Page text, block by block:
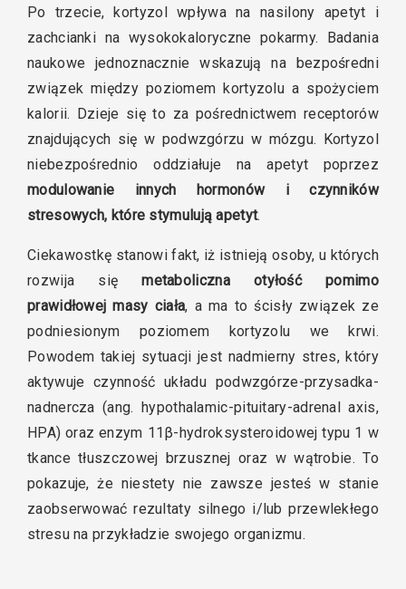
Po trzecie, kortyzol wpływa na nasilony apetyt i
zachcianki na wysokokaloryczne pokarmy. Badania
naukowe jednoznacznie wskazują na bezpośredni
związek między poziomem kortyzolu a spożyciem
kalorii. Dzieje się to za pośrednictwem receptorów
znajdujących się w podwzgórzu w mózgu. Kortyzol
niebezpośrednio oddziałuje na apetyt poprzez
modulowanie innych hormonów i czynników
stresowych, które stymulują apetyt.
Ciekawostkę stanowi fakt, iż istnieją osoby, u których
rozwija sięmetaboliczna otyłość pomimo
prawidłowej masy ciała, a ma to ścisły związek ze
podniesionym poziomem kortyzolu we krwi.
Powodem takiej sytuacji jest nadmierny stres, który
aktywuje czynność układu podwzgórze-przysadka-
nadnercza (ang. hypothalamic-pituitary-adrenal axis,
HPA) oraz enzym 11β-hydroksysteroidowej typu 1 w
tkance tłuszczowej brzusznej oraz w wątrobie. To
pokazuje, że niestety nie zawsze jesteś w stanie
zaobserwować rezultaty silnego i/lub przewlekłego
stresu na przykładzie swojego organizmu.